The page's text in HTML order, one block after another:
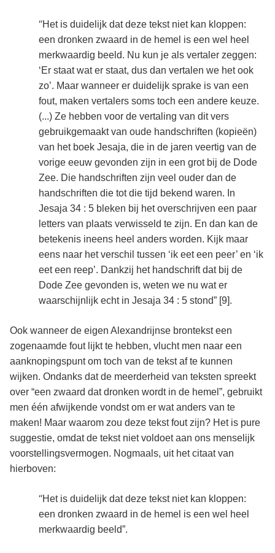
“Het is duidelijk dat deze tekst niet kan kloppen:
een dronken zwaard in de hemel is een wel heel
merkwaardig beeld. Nu kun je als vertaler zeggen:
‘Er staat wat er staat, dus dan vertalen we het ook
zo’. Maar wanneer er duidelijk sprake is van een
fout, maken vertalers soms toch een andere keuze.
(...) Ze hebben voor de vertaling van dit vers
gebruikgemaakt van oude handschriften (kopieën)
van het boek Jesaja, die in de jaren veertig van de
vorige eeuw gevonden zijn in een grot bij de Dode
Zee. Die handschriften zijn veel ouder dan de
handschriften die tot die tijd bekend waren. In
Jesaja 34 : 5 bleken bij het overschrijven een paar
letters van plaats verwisseld te zijn. En dan kan de
betekenis ineens heel anders worden. Kijk maar
eens naar het verschil tussen ‘ik eet een peer’ en ‘ik
eet een reep’. Dankzij het handschrift dat bij de
Dode Zee gevonden is, weten we nu wat er
waarschijnlijk echt in Jesaja 34 : 5 stond” [9].
Ook wanneer de eigen Alexandrijnse brontekst een
zogenaamde fout lijkt te hebben, vlucht men naar een
aanknopingspunt om toch van de tekst af te kunnen
wijken. Ondanks dat de meerderheid van teksten spreekt
over “een zwaard dat dronken wordt in de hemel”, gebruikt
men één afwijkende vondst om er wat anders van te
maken! Maar waarom zou deze tekst fout zijn? Het is pure
suggestie, omdat de tekst niet voldoet aan ons menselijk
voorstellingsvermogen. Nogmaals, uit het citaat van
hierboven:
“Het is duidelijk dat deze tekst niet kan kloppen:
een dronken zwaard in de hemel is een wel heel
merkwaardig beeld”.